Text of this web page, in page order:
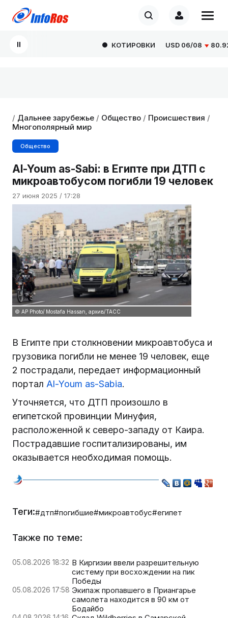
КОТИРОВКИ USD06/08 80.9293
/ Дальнее зарубежье / Общество / Происшествия /
Многополярный мир
Общество
Al-Youm as-Sabi: в Египте при ДТП с
микроавтобусом погибли 19 человек
27 июня 2025 / 17:28
© AP Photo/ Mostafa Hassan, архив/ТАСС
В Египте при столкновении микроавтобуса и
грузовика погибли не менее 19 человек, еще
2 пострадали, передает информационный
портал Al-Youm as-Sabia.
Уточняется, что ДТП произошло в
египетской провинции Минуфия,
расположенной к северо-западу от Каира.
Пострадавшие госпитализированы, им
оказывается необходимая помощь.
Теги:#дтп#погибшие#микроавтобус#египет
Также по теме:
05.08.2026 18:32 В Киргизии ввели разрешительную
систему при восхождении на пик
Победы
05.08.2026 17:58 Экипаж пропавшего в Приангарье
самолета находится в 90 км от
Бодайбо